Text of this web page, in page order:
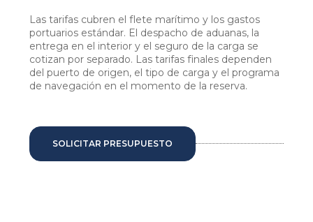
Las tarifas cubren el flete marítimo y los gastos
portuarios estándar. El despacho de aduanas, la
entrega en el interior y el seguro de la carga se
cotizan por separado. Las tarifas finales dependen
del puerto de origen, el tipo de carga y el programa
de navegación en el momento de la reserva.
SOLICITAR PRESUPUESTO